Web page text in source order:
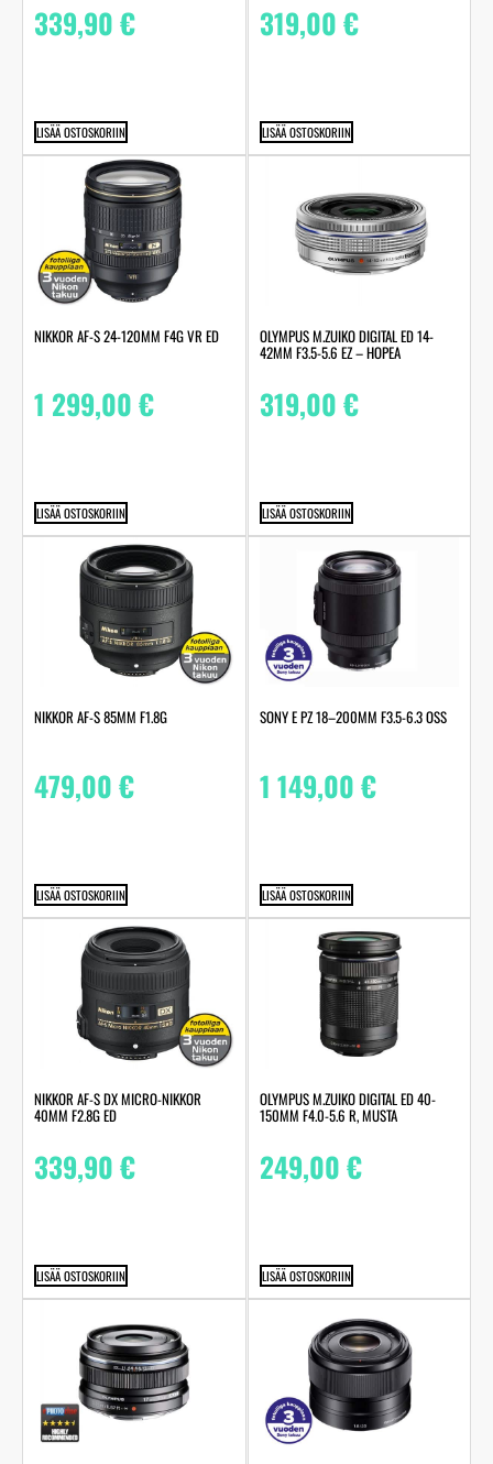
339,90€
LISÄÄ OSTOSKORIIN
319,00€
LISÄÄ OSTOSKORIIN
NIKKOR AF-S 24-120MM F4G VR ED
1 299,00€
LISÄÄ OSTOSKORIIN
OLYMPUS M.ZUIKO DIGITAL ED 14-
42MM F3.5-5.6 EZ – HOPEA
319,00€
LISÄÄ OSTOSKORIIN
NIKKOR AF-S 85MM F1.8G
479,00€
LISÄÄ OSTOSKORIIN
SONY E PZ 18–200MM F3.5-6.3 OSS
1 149,00€
LISÄÄ OSTOSKORIIN
NIKKOR AF-S DX MICRO-NIKKOR
40MM F2.8G ED
339,90€
LISÄÄ OSTOSKORIIN
OLYMPUS M.ZUIKO DIGITAL ED 40-
150MM F4.0-5.6 R, MUSTA
249,00€
LISÄÄ OSTOSKORIIN